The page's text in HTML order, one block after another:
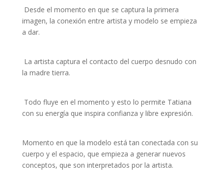
Desde el momento en que se captura la primera
imagen, la conexión entre artista y modelo se empieza
a dar.
La artista captura el contacto del cuerpo desnudo con
la madre tierra.
Todo fluye en el momento y esto lo permite Tatiana
con su energía que inspira confianza y libre expresión.
Momento en que la modelo está tan conectada con su
cuerpo y el espacio, que empieza a generar nuevos
conceptos, que son interpretados por la artista.